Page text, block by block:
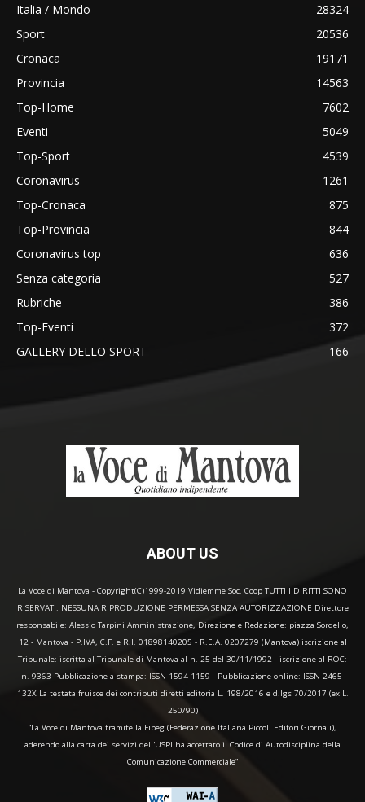
Italia / Mondo
28324
Sport
20536
Cronaca
19171
Provincia
14563
Top-Home
7602
Eventi
5049
Top-Sport
4539
Coronavirus
1261
Top-Cronaca
875
Top-Provincia
844
Coronavirus top
636
Senza categoria
527
Rubriche
386
Top-Eventi
372
GALLERY DELLO SPORT
166
ABOUT US
La Voce di Mantova - Copyright(C)1999-2019 Vidiemme Soc. Coop TUTTI I DIRITTI SONO
RISERVATI. NESSUNA RIPRODUZIONE PERMESSA SENZA AUTORIZZAZIONE Direttore
responsabile: Alessio Tarpini Amministrazione, Direzione e Redazione: piazza Sordello,
12 - Mantova - P.IVA, C.F. e R.I. 01898140205 - R.E.A. 0207279 (Mantova) iscrizione al
Tribunale: iscritta al Tribunale di Mantova al n. 25 del 30/11/1992 - iscrizione al ROC:
n. 9363 Pubblicazione a stampa: ISSN 1594-1159 - Pubblicazione online: ISSN 2465-
132X La testata fruisce dei contributi diretti editoria L. 198/2016 e d.lgs 70/2017 (ex L.
250/90)
“La Voce di Mantova tramite la Fipeg (Federazione Italiana Piccoli Editori Giornali),
aderendo alla carta dei servizi dell'USPI ha accettato il Codice di Autodisciplina della
Comunicazione Commerciale"